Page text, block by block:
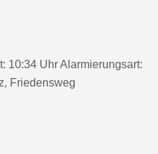
10:34 Uhr Alarmierungsart:
Friedensweg